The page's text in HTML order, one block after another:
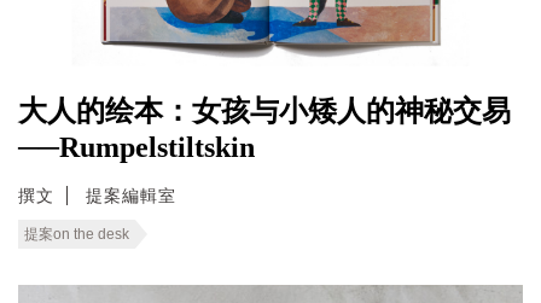
大人的绘本：女孩与小矮人的神秘交易
──Rumpelstiltskin
撰文 提案編輯室
提案on the desk